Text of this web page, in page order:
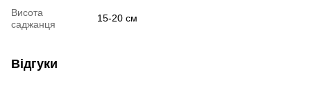
Висота
саджанця
15-20 см
Відгуки